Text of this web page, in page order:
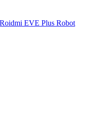
EVE Plus Robot